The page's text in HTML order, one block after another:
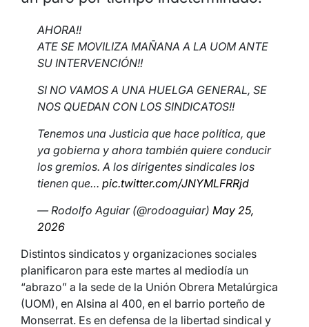
AHORA!!
ATE SE MOVILIZA MAÑANA A LA UOM ANTE
SU INTERVENCIÓN!!
SI NO VAMOS A UNA HUELGA GENERAL, SE
NOS QUEDAN CON LOS SINDICATOS!!
Tenemos una Justicia que hace política, que
ya gobierna y ahora también quiere conducir
los gremios. A los dirigentes sindicales los
tienen que… pic.twitter.com/JNYMLFRRjd
— Rodolfo Aguiar (@rodoaguiar) May 25,
2026
Distintos sindicatos y organizaciones sociales
planificaron para este martes al mediodía un
“abrazo” a la sede de la Unión Obrera Metalúrgica
(UOM), en Alsina al 400, en el barrio porteño de
Monserrat. Es en defensa de la libertad sindical y